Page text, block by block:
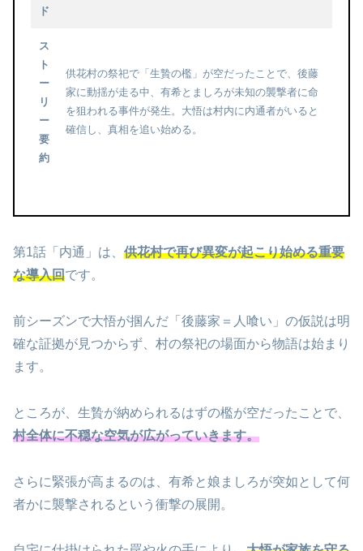
ド
ス
ト
ー
リ
ー
要
約
供花村の祭祀で「生贄の檻」が空だったことで、後藤
家に動揺が走る中、有希とましろが未知の襲撃者に命
を狙われる事件が発生。大悟は村内に内通者がいると
確信し、真相を追い始める。
第1話「内通」は、 供花村で再び異変が起こり始める重要
な導入回です。
前シーズンで大悟が掴んだ「後藤家＝人喰い」の仮説は明
確な証拠が見つからず、村の祭祀の場面から物語は始まり
ます。
ところが、生贄が納められるはずの檻が空だったことで、
村全体に不穏な空気が広がっていきます。
さらに緊張が高まるのは、有希と娘ましろが突如として何
者かに襲撃されるという衝撃の展開。